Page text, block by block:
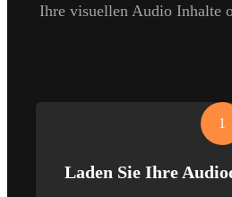
Ihre visuellen Audio Inhalte
1
Laden Sie Ihre